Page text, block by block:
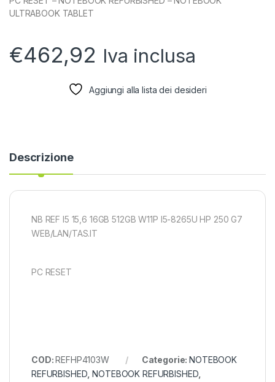
ULTRABOOK TABLET
€462,92 Iva inclusa
Aggiungi alla lista dei desideri
Descrizione
NB REF I5 15,6 16GB 512GB W11P I5-8265U HP 250 G7
WEB/LAN/TAS.IT
PC RESET
COD:REFHP4103W Categorie:NOTEBOOK
REFURBISHED ,NOTEBOOK REFURBISHED